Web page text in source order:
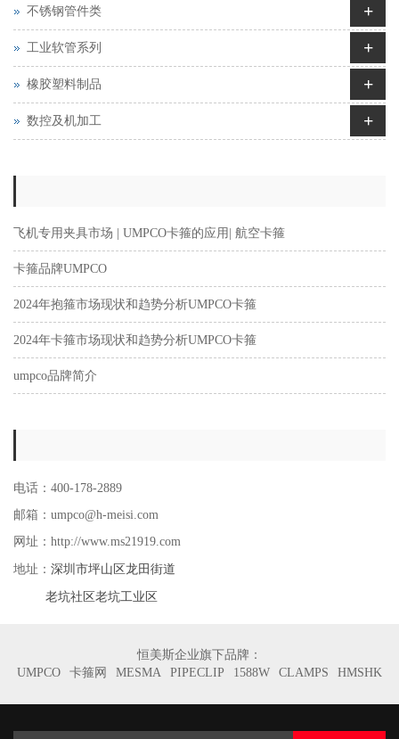
不锈钢管件类 +
工业软管系列 +
橡胶塑料制品 +
数控及机加工 +
飞机专用夹具市场 | UMPCO卡箍的应用| 航空卡箍
卡箍品牌UMPCO
2024年抱箍市场现状和趋势分析UMPCO卡箍
2024年卡箍市场现状和趋势分析UMPCO卡箍
umpco品牌简介
电话：400-178-2889
邮箱：umpco@h-meisi.com
网址：http://www.ms21919.com
地址： 深圳市坪山区龙田街道
老坑社区老坑工业区
恒美斯企业旗下品牌：
UMPCO
卡箍网 MESMA PIPECLIP 1588W CLAMPS HMSHK